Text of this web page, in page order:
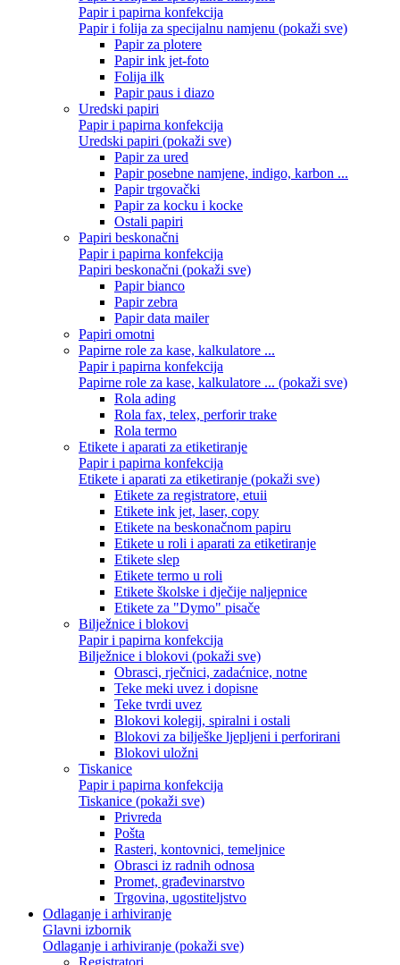
Papir i papirna konfekcija
Papir i folija za specijalnu namjenu (pokaži sve)
Papir za plotere
Papir ink jet-foto
Folija ilk
Papir paus i diazo
Uredski papiri
Papir i papirna konfekcija
Uredski papiri (pokaži sve)
Papir za ured
Papir posebne namjene, indigo, karbon ...
Papir trgovački
Papir za kocku i kocke
Ostali papiri
Papiri beskonačni
Papir i papirna konfekcija
Papiri beskonačni (pokaži sve)
Papir bianco
Papir zebra
Papir data mailer
Papiri omotni
Papirne role za kase, kalkulatore ...
Papir i papirna konfekcija
Papirne role za kase, kalkulatore ... (pokaži sve)
Rola ading
Rola fax, telex, perforir trake
Rola termo
Etikete i aparati za etiketiranje
Papir i papirna konfekcija
Etikete i aparati za etiketiranje (pokaži sve)
Etikete za registratore, etuii
Etikete ink jet, laser, copy
Etikete na beskonačnom papiru
Etikete u roli i aparati za etiketiranje
Etikete slep
Etikete termo u roli
Etikete školske i dječije naljepnice
Etikete za "Dymo" pisače
Bilježnice i blokovi
Papir i papirna konfekcija
Bilježnice i blokovi (pokaži sve)
Obrasci, rječnici, zadaćnice, notne
Teke meki uvez i dopisne
Teke tvrdi uvez
Blokovi kolegij, spiralni i ostali
Blokovi za bilješke ljepljeni i perforirani
Blokovi uložni
Tiskanice
Papir i papirna konfekcija
Tiskanice (pokaži sve)
Privreda
Pošta
Rasteri, kontovnici, temeljnice
Obrasci iz radnih odnosa
Promet, građevinarstvo
Trgovina, ugostiteljstvo
Odlaganje i arhiviranje
Glavni izbornik
Odlaganje i arhiviranje (pokaži sve)
Registratori